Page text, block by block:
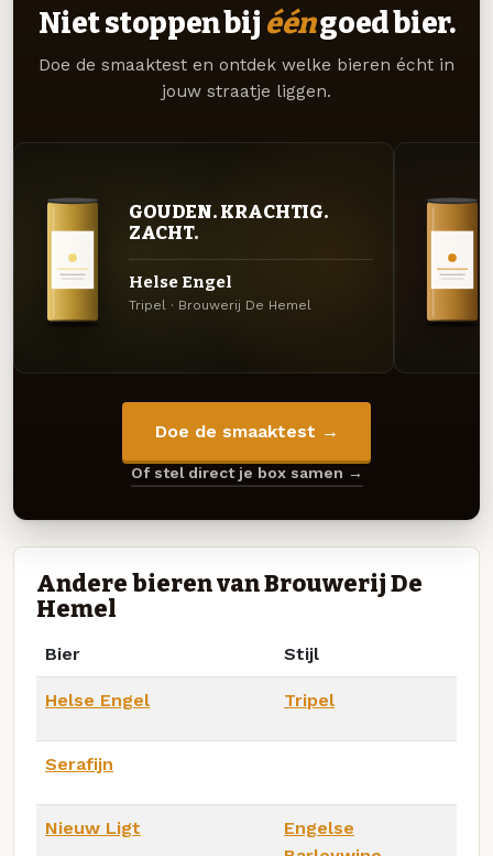
Niet stoppen bij ééngoed bier.
Doe de smaaktest en ontdek welke bieren écht in
jouw straatje liggen.
GOUDEN. KRACHTIG.
ZACHT.
Helse Engel
Tripel · Brouwerij De Hemel
Doe de smaaktest →
Of stel direct je box samen →
Andere bieren van Brouwerij De
Hemel
Bier Stijl
Helse Engel Tripel
Serafijn
Nieuw Ligt
Engelse